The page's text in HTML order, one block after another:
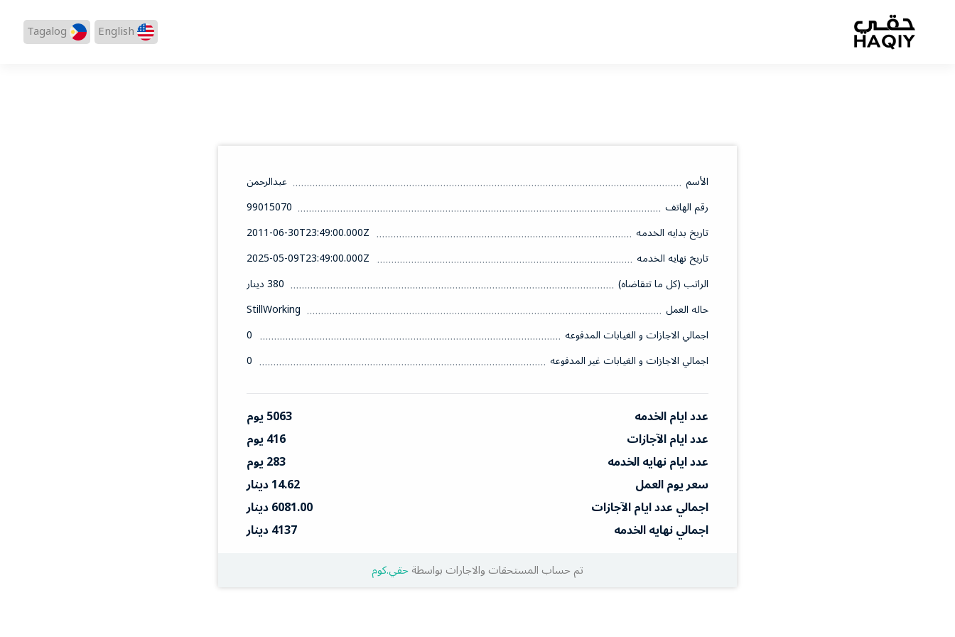
English
Tagalog
الأسم
عبدالرحمن
رقم الهاتف
99015070
تاريخ بدايه الخدمه
2011-06-30T23:49:00.000Z
تاريخ نهايه الخدمه
2025-05-09T23:49:00.000Z
الراتب (كل ما تتقاضاه)
380 دينار
حاله العمل
StillWorking
اجمالي الاجازات و الغيابات المدفوعه
0
اجمالي الاجازات و الغيابات غير المدفوعه
0
عدد ايام الخدمه
5063 يوم
عدد ايام الآجازات
416 يوم
عدد ايام نهايه الخدمه
283 يوم
سعر يوم العمل
14.62 دينار
اجمالي عدد ايام الآجازات
6081.00 دينار
اجمالي نهايه الخدمه
4137 دينار
تم حساب المستحقات والاجارات بواسطةحقي.كوم